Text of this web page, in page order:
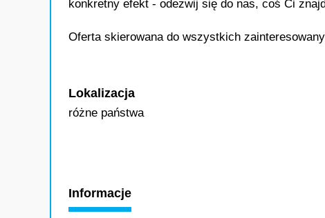
konkretny efekt - odezwij się do nas, coś Ci
Oferta skierowana do wszystkich
Lokalizacja
różne państwa
Informacje